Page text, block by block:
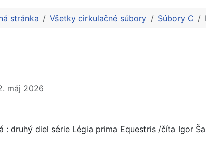
stránka Všetky cirkulačné súbory Súbory C
máj 2026
: druhý diel série Légia prima Equestris /číta Igor